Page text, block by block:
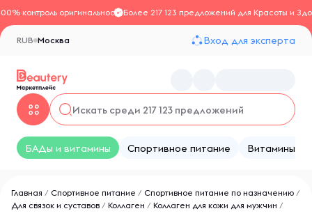
контроль оригинальностиБолее 217 123 предложений для Красоты и
Москва
RUB Вход для эксперта
БАДы и витамины Спортивное питание Витамины
Главная / Спортивное питание / Спортивное питание по назначению /
Для связок и суставов / Коллаген / Коллаген для кожи для мужчин /